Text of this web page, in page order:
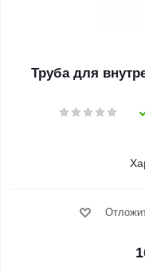
Труба для